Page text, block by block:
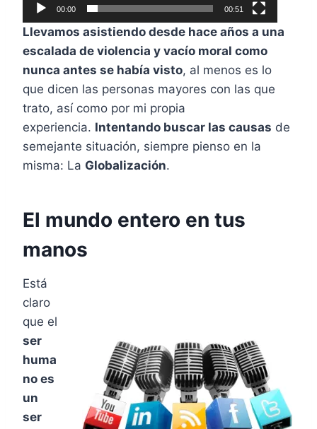
v
o
00:00 00:51
Llevamos asistiendo desde hace años a una
escalada de violencia y vacío moral como
nunca antes se había visto, al menos es lo
que dicen las personas mayores con las que
trato, así como por mi propia
experiencia. Intentando buscar las causas de
semejante situación, siempre pienso en la
misma: La Globalización.
El mundo entero en tus
manos
Está
claro
que el
ser
huma
no es
un
ser